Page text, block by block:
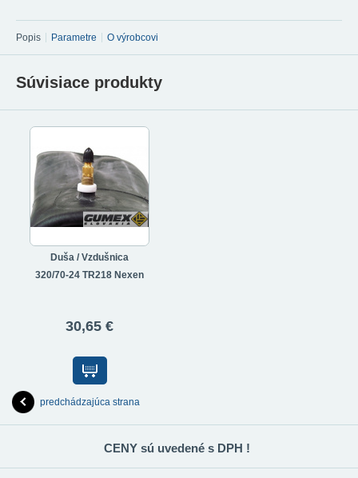
Popis Parametre O výrobcovi
Súvisiace produkty
Duša / Vzdušnica
320/70-24 TR218 Nexen
30,65 €
predchádzajúca strana
CENY sú uvedené s DPH !